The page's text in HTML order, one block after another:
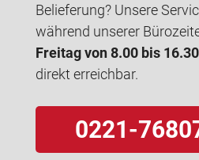
Belieferung? Unsere
während unserer
Freitag von 8.00 bis
direkt erreichbar.
0221-